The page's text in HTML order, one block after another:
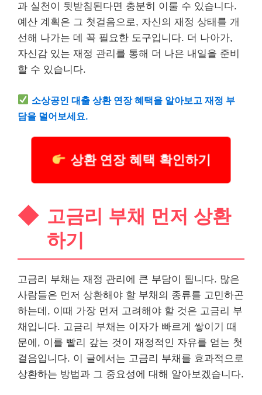
과 실천이 뒷받침된다면 충분히 이룰 수 있습니다.
예산 계획은 그 첫걸음으로, 자신의 재정 상태를 개
선해 나가는 데 꼭 필요한 도구입니다. 더 나아가,
자신감 있는 재정 관리를 통해 더 나은 내일을 준비
할 수 있습니다.
소상공인대출 상환 연장 혜택을 알아보고 재정 부
담을 덜어보세요.
상환 연장 혜택 확인하기
고금리 부채 먼저 상환
하기
고금리 부채는 재정 관리에 큰 부담이 됩니다. 많은
사람들은 먼저 상환해야 할 부채의 종류를 고민하곤
하는데, 이때 가장 먼저 고려해야 할 것은 고금리 부
채입니다. 고금리 부채는 이자가 빠르게 쌓이기 때
문에, 이를 빨리 갚는 것이 재정적인 자유를 얻는 첫
걸음입니다. 이 글에서는 고금리 부채를 효과적으로
상환하는 방법과 그 중요성에 대해 알아보겠습니다.